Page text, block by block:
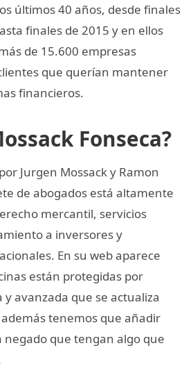
últimos 40 años, desde finales
finales de 2015 y en ellos
de 15.600 empresas
que querían mantener
financieros.
Fonseca?
Jurgen Mossack y Ramon
de abogados está altamente
mercantil, servicios
a inversores y
En su web aparece
están protegidas por
avanzada que se actualiza
tenemos que añadir
negado que tengan algo que